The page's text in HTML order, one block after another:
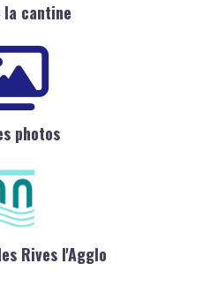
la cantine
photos
Rives l'Agglo